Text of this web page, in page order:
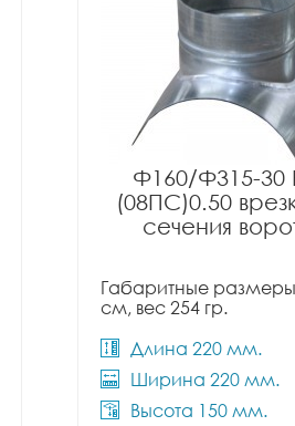
Ф160/Ф315-30
(08ПС)0.50
сечения
Габаритные
см, вес 254 гр.
Длина 220 мм.
Ширина 220 мм.
Высота 150 мм.